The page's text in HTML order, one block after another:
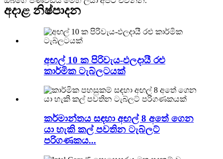
අදාළ නිෂ්පාදන
අඟල් 10 ක පිරිවැය-ඵලදායී රළු
කාර්මික ටැබ්ලටයක්
කර්මාන්තය සඳහා අඟල් 8 අතේ ගෙන
යා හැකි කල් පවතින ටැබ්ලට්
පරිගණකය...